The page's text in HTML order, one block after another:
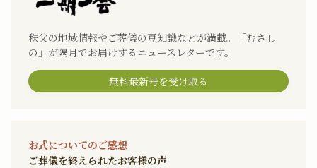
秩父の地域情報やご葬儀の豆知識などが満載。「むさし
の」が隔月でお届けするニュースレターです。
無料最新号を受け取る
お式についてのご感想
ご葬儀を終えられたお客様の声